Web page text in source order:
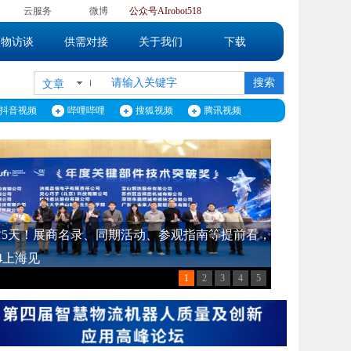
云服务 微博 公众号AIrobot518
访谈 供需对接 关于我们 下载
文章 搜索
音视频 哔哩哔哩 搜狐视频 腾讯视频